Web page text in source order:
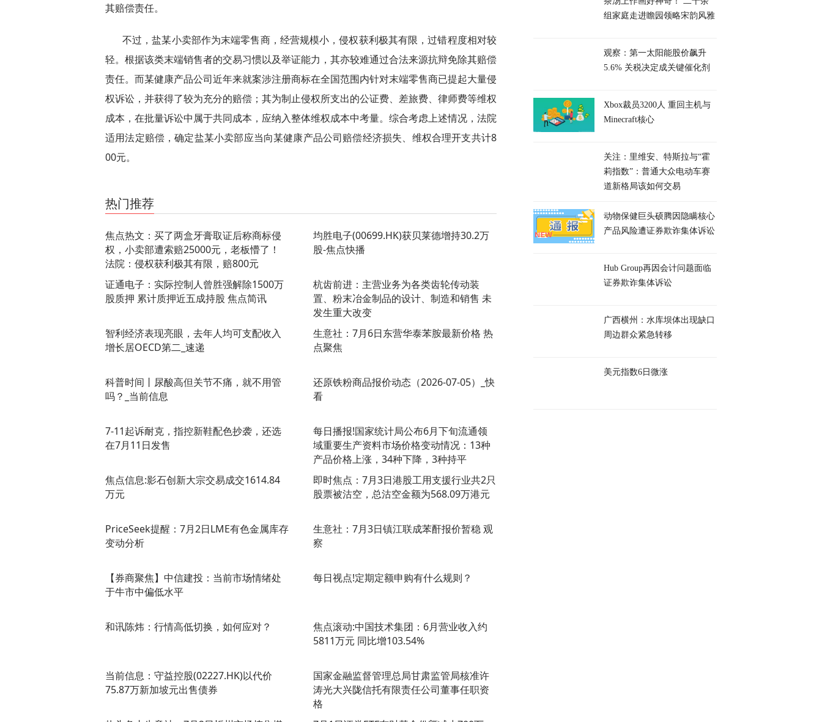
其赔偿责任。
不过，盐某小卖部作为末端零售商，经营规模小，侵权获利极其有限，过错程度相对较
轻。根据该类末端销售者的交易习惯以及举证能力，其亦较难通过合法来源抗辩免除其赔偿
责任。而某健康产品公司近年来就案涉注册商标在全国范围内针对末端零售商已提起大量侵
权诉讼，并获得了较为充分的赔偿；其为制止侵权所支出的公证费、差旅费、律师费等维权
成本，在批量诉讼中属于共同成本，应纳入整体维权成本中考量。综合考虑上述情况，法院
适用法定赔偿，确定盐某小卖部应当向某健康产品公司赔偿经济损失、维权合理开支共计8
00元。
热门推荐
焦点热文：买了两盒牙膏取证后称商标侵
权，小卖部遭索赔25000元，老板懵了！
法院：侵权获利极其有限，赔800元
均胜电子(00699.HK)获贝莱德增持30.2万
股-焦点快播
证通电子：实际控制人曾胜强解除1500万
股质押 累计质押近五成持股 焦点简讯
杭齿前进：主营业务为各类齿轮传动装
置、粉末冶金制品的设计、制造和销售 未
发生重大改变
智利经济表现亮眼，去年人均可支配收入
增长居OECD第二_速递
生意社：7月6日东营华泰苯胺最新价格 热
点聚焦
科普时间丨尿酸高但关节不痛，就不用管
吗？_当前信息
还原铁粉商品报价动态（2026-07-05）_快
看
7-11起诉耐克，指控新鞋配色抄袭，还选
在7月11日发售
每日播报!国家统计局公布6月下旬流通领
域重要生产资料市场价格变动情况：13种
产品价格上涨，34种下降，3种持平
焦点信息:影石创新大宗交易成交1614.84
万元
即时焦点：7月3日港股工用支援行业共2只
股票被沽空，总沽空金额为568.09万港元
PriceSeek提醒：7月2日LME有色金属库存
变动分析
生意社：7月3日镇江联成苯酐报价暂稳 观
察
【券商聚焦】中信建投：当前市场情绪处
于牛市中偏低水平
每日视点!定期定额申购有什么规则？
和讯陈炜：行情高低切换，如何应对？
焦点滚动:中国技术集团：6月营业收入约
5811万元 同比增103.54%
当前信息：守益控股(02227.HK)以代价
75.87万新加坡元出售债券
国家金融监督管理总局甘肃监管局核准许
涛光大兴陇信托有限责任公司董事任职资
格
组家庭走进瞻园领略宋韵风雅
观察：第一太阳能股价飙升
5.6% 关税决定成关键催化剂
Xbox裁员3200人 重回主机与
Minecraft核心
关注：里维安、特斯拉与“霍
莉指数”：普通大众电动车赛
道新格局该如何交易
动物保健巨头硕腾因隐瞒核心
产品风险遭证券欺诈集体诉讼
Hub Group再因会计问题面临
证券欺诈集体诉讼
广西横州：水库坝体出现缺口
周边群众紧急转移
美元指数6日微涨